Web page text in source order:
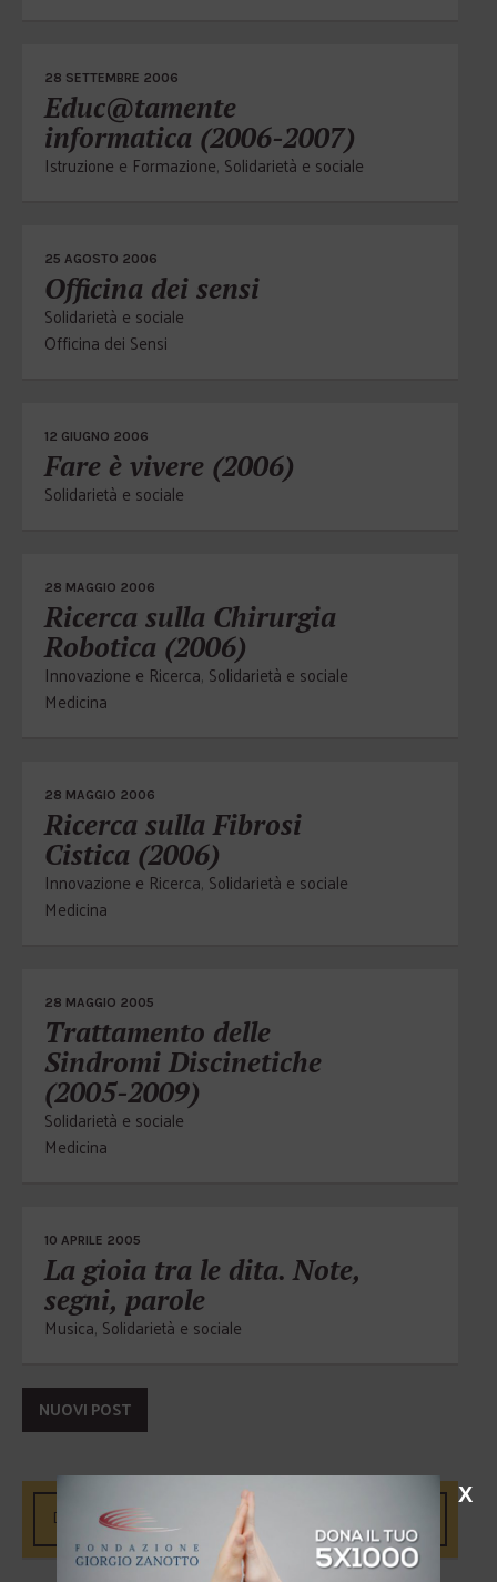
28 SETTEMBRE 2006
Educ@tamente
informatica (2006-2007)
Istruzione e Formazione, Solidarietà e sociale
25 AGOSTO 2006
Officina dei sensi
Solidarietà e sociale
Officina dei Sensi
12 GIUGNO 2006
Fare è vivere (2006)
Solidarietà e sociale
28 MAGGIO 2006
Ricerca sulla Chirurgia
Robotica (2006)
Innovazione e Ricerca, Solidarietà e sociale
Medicina
28 MAGGIO 2006
Ricerca sulla Fibrosi
Cistica (2006)
Innovazione e Ricerca, Solidarietà e sociale
Medicina
28 MAGGIO 2005
Trattamento delle
Sindromi Discinetiche
(2005-2009)
Solidarietà e sociale
Medicina
10 APRILE 2005
La gioia tra le dita. Note,
segni, parole
Musica, Solidarietà e sociale
NUOVI POST
X